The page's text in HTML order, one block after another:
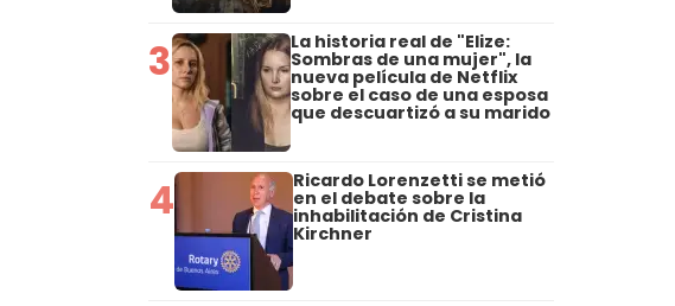
3 La historia real de "Elize:
Sombras de una mujer", la
nueva película de Netflix
sobre el caso de una esposa
que descuartizó a su marido
4 Ricardo Lorenzetti se metió
en el debate sobre la
inhabilitación de Cristina
Kirchner